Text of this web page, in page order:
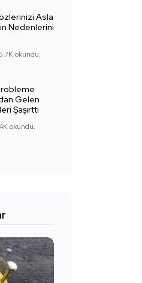
Asla
Nedenlerini
5.7K okundu.
Gelen
Şaşırttı
okundu.